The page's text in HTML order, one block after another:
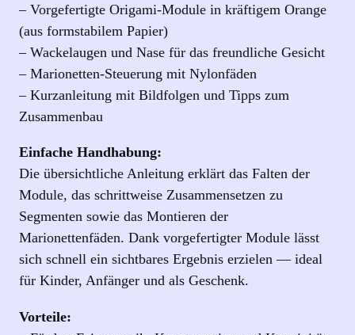
– Vorgefertigte Origami‑Module in kräftigem Orange
(aus formstabilem Papier)
– Wackelaugen und Nase für das freundliche Gesicht
– Marionetten‑Steuerung mit Nylonfäden
– Kurzanleitung mit Bildfolgen und Tipps zum
Zusammenbau
Einfache Handhabung:
Die übersichtliche Anleitung erklärt das Falten der
Module, das schrittweise Zusammensetzen zu
Segmenten sowie das Montieren der
Marionettenfäden. Dank vorgefertigter Module lässt
sich schnell ein sichtbares Ergebnis erzielen — ideal
für Kinder, Anfänger und als Geschenk.
Vorteile: